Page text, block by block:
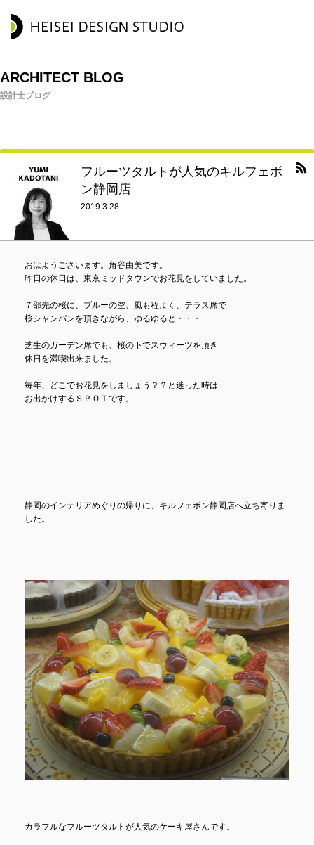
ARCHITECT BLOG
設計士ブログ
フルーツタルトが人気のキルフェボ
ン静岡店
2019.3.28
おはようございます。角谷由美です。
昨日の休日は、東京ミッドタウンでお花見をしていました。
７部先の桜に、ブルーの空、風も程よく、テラス席で
桜シャンパンを頂きながら、ゆるゆると・・・
芝生のガーデン席でも、桜の下でスウィーツを頂き
休日を満喫出来ました。
毎年、どこでお花見をしましょう？？と迷った時は
お出かけするＳＰＯＴです。
静岡のインテリアめぐりの帰りに、キルフェボン静岡店へ立ち寄りま
した。
カラフルなフルーツタルトが人気のケーキ屋さんです。